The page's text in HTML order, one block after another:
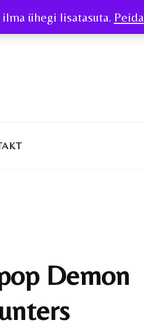
ühegi lisatasuta. Peida
Demon